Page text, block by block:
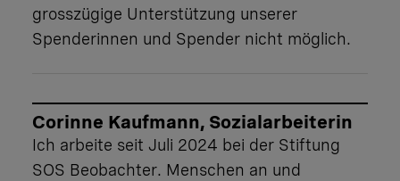
grosszügige Unterstützung unserer
Spenderinnen und Spender nicht möglich.
Corinne Kaufmann, Sozialarbeiterin
Ich arbeite seit Juli 2024 bei der Stiftung
SOS Beobachter. Menschen an und